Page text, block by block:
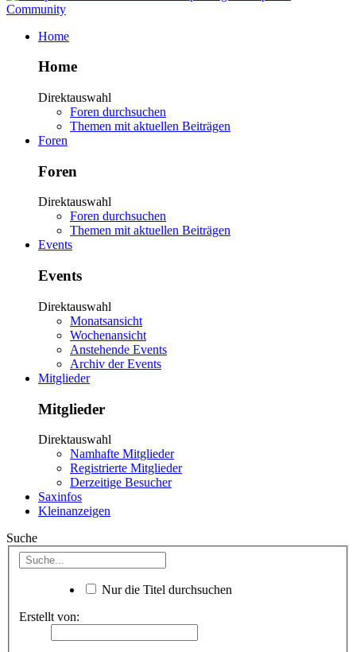
Home
Home
Direktauswahl
Foren durchsuchen
Themen mit aktuellen Beiträgen
Foren
Foren
Direktauswahl
Foren durchsuchen
Themen mit aktuellen Beiträgen
Events
Events
Direktauswahl
Monatsansicht
Wochenansicht
Anstehende Events
Archiv der Events
Mitglieder
Mitglieder
Direktauswahl
Namhafte Mitglieder
Registrierte Mitglieder
Derzeitige Besucher
Saxinfos
Kleinanzeigen
Suche
Nur die Titel durchsuchen
Erstellt von: